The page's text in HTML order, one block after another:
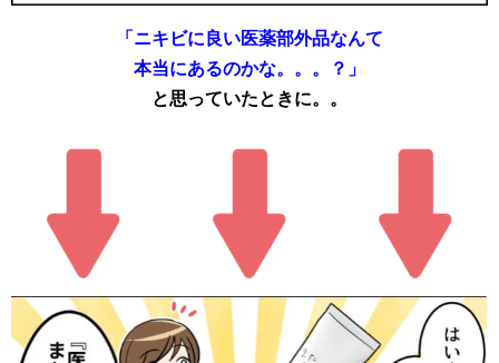
「ニキビに良い医薬部外品なんて
本当にあるのかな。。。？」
と思っていたときに。。